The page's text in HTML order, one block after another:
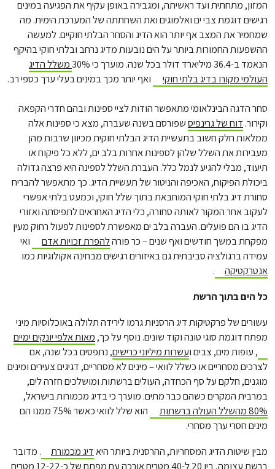
המזון, מתחתית ועד ראשיתה, ומגבירה באופן עקיף את הפגיעה במינים
רגישים דוגמת צבי ים ואלמוגים ואת השחתתה של המערכת הימית. מה
שמחמיר את המצב אף יותר הוא הדיג והסחר הבלתי חוקיים. למעשה
ההשפעות החמורות ביותר על הים נובעות מדיג נרחב ובלתי חוקי בהיקף
הנאמד ב-36.4 מיליארד דולר בכל שנה. מוערך כי 30%
משלל הדיג
העולמי מקורו בדיג בלתי חוקי
ואף יותר מכך במינים בעלי ערך כספי רב.
סחר הדגה הבינלאומי מתאפשר הודות לציי ספינות ובהם חדרי הקפאה
וקירור. דוח של גרינפיסשפורסם בשנה שעברה, מצא כי ספינות אלה
ממלאות חלק חשוב בתעשיית הדיג הבלתי חוקית מכיוון שרבות מהן
מעבירות את השלל שלהן לספינות אחרות בלב ים, ללא כל פיקוח או
תיעוד, מבלי להגיע לנמל כלל. העברת השלל לספינה היא פרצה גדולה
ביכולת הפיקוח, האכיפה והניטור של תעשיית הדיג. כך מתאפשר להבריח
סחורת דיג בלתי חוקי המוחבאת בתוך שלל חוקי, וכמעט בלתי אפשרי
לעקוב אחר המקור לאותה סחורה, כלי הדיג האחראים לתפיסתה ואזורי
הדיג בו הם פועלים. העברה בלב ים מאפשרת לספינות לפעול רחוק מעין
מפקחת במשך חודשים ואף שנים – כר פורהלהפרת זכויות אדם
ואי
עמידה ברגולציה סביבתית גם באיזורים רגישים מבחינה אקולוגיות כמו
אנטרקטיקה
.
כל הים בתוך הרשת
עשורים של פרקטיקות דיג הרסניות גרמו לירידה תלולה באוכלוסיות מיני
מפתח דוגמת סוגי טונה וקוד שונים. נוסף על כך, מאות אלפי יונקים ימיים
, עופות מים, צבים ועשרות מיליוני כרישים, נתפסים בכל שנה, אם
לצרכים מסחריים או כשלל לוואי – מינים לא מסחריים, דגיגים צעירים ומינים
מוגנים, חלקם על סף הכחדה, העולים ברשתות ומושלכים חזרה לים,
במרבית המקרים כשהם כבר מתים. מוערך כי בדיג מכמורות בישראל,
80% מהשלל העולה ברשתות
הוא שלל לוואי כאשר 75% ממנו הם
מינים חסרי ערך מסחרי.
מבין שיטות הדיג המסחריות, ההרסנית ביותר היאדיג מכמורת
. מדובר
ברשת עצומה, בין 20 ל-40 מטרים אורכה עם מפתח של כ-12-22 מטרים